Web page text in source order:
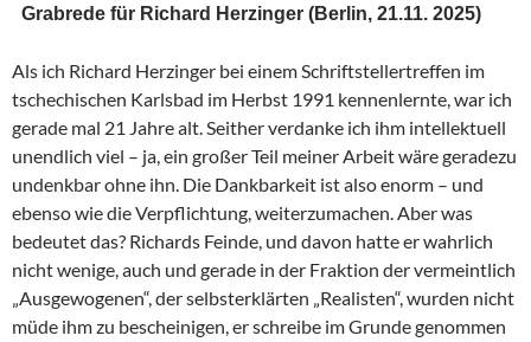
Grabrede für Richard Herzinger (Berlin, 21.11. 2025)
Als ich Richard Herzinger bei einem Schriftstellertreffen im
tschechischen Karlsbad im Herbst 1991 kennenlernte, war ich
gerade mal 21 Jahre alt. Seither verdanke ich ihm intellektuell
unendlich viel – ja, ein großer Teil meiner Arbeit wäre geradezu
undenkbar ohne ihn. Die Dankbarkeit ist also enorm – und
ebenso wie die Verpflichtung, weiterzumachen. Aber was
bedeutet das? Richards Feinde, und davon hatte er wahrlich
nicht wenige, auch und gerade in der Fraktion der vermeintlich
„Ausgewogenen“, der selbsterklärten „Realisten“, wurden nicht
müde ihm zu bescheinigen, er schreibe im Grunde genommen